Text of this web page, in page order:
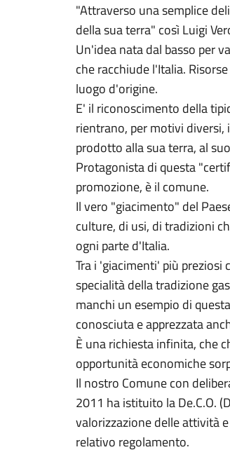
"Attraverso una semplice
della sua terra" così Luigi
Un'idea nata dal basso per
che racchiude l'Italia.
luogo d'origine.
E' il riconoscimento della
rientrano, per motivi diversi,
prodotto alla sua terra, al
Protagonista di questa
promozione, è il comune.
Il vero "giacimento" del
culture, di usi, di tradizioni
ogni parte d'Italia.
Tra i 'giacimenti' più preziosi
specialità della tradizione
manchi un esempio di
conosciuta e apprezzata
È una richiesta infinita, che
opportunità economiche
Il nostro Comune con
2011 ha istituito la De.C.O.
valorizzazione delle attività
relativo regolamento.